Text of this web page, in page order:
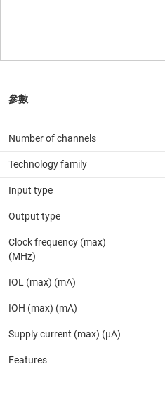
Number of channels
Technology family
Input type
Output type
Clock frequency (max)
(MHz)
IOL (max) (mA)
IOH (max) (mA)
Supply current (max) (µA)
Features